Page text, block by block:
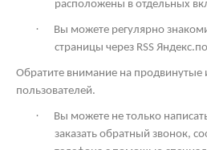
расположены в отдельных
·
Вы можете регулярно
страницы через RSS
Обратите внимание на продвинутые
пользователей.
·
Вы можете не только
заказать обратный звонок,